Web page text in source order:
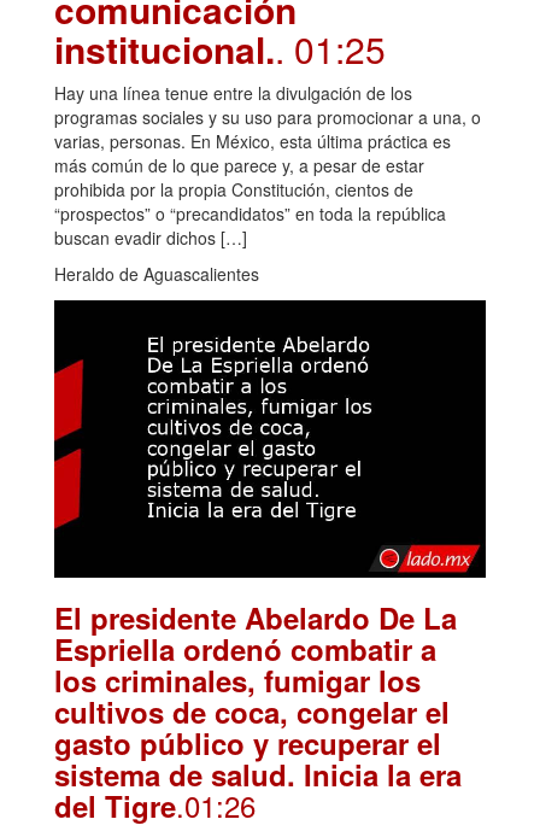
institucional.. 01:25
Hay una línea tenue entre la divulgación de los
programas sociales y su uso para promocionar a una, o
varias, personas. En México, esta última práctica es
más común de lo que parece y, a pesar de estar
prohibida por la propia Constitución, cientos de
“prospectos” o “precandidatos” en toda la república
buscan evadir dichos […]
Heraldo de Aguascalientes
El presidente Abelardo De La
Espriella ordenó combatir a
los criminales, fumigar los
cultivos de coca, congelar el
gasto público y recuperar el
sistema de salud. Inicia la era
del Tigre.01:26